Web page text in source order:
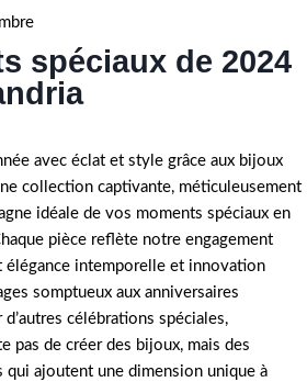
spéciaux de 2024
avec éclat et style grâce aux bijoux
collection captivante, méticuleusement
idéale de vos moments spéciaux en
pièce reflète notre engagement
élégance intemporelle et innovation
somptueux aux anniversaires
célébrations spéciales,
pas de créer des bijoux, mais des
ajoutent une dimension unique à